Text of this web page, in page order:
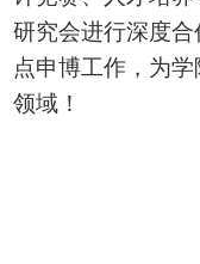
研究会进行深度
点申博工作，为
领域！